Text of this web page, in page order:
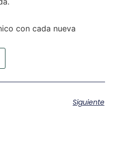
con cada nueva
Siguiente